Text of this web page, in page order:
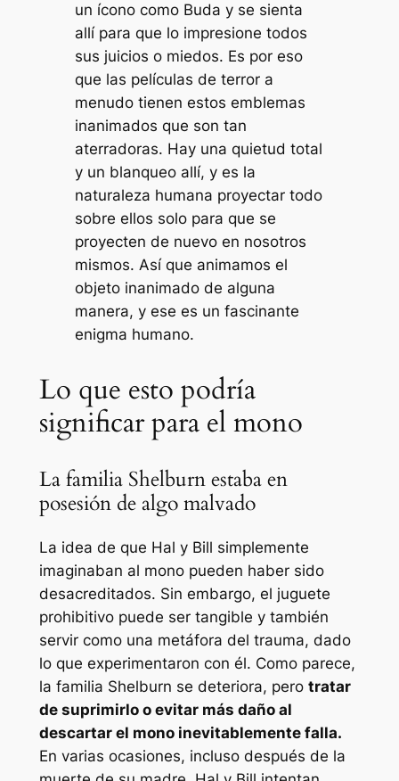
un ícono como Buda y se sienta
allí para que lo impresione todos
sus juicios o miedos. Es por eso
que las películas de terror a
menudo tienen estos emblemas
inanimados que son tan
aterradoras. Hay una quietud total
y un blanqueo allí, y es la
naturaleza humana proyectar todo
sobre ellos solo para que se
proyecten de nuevo en nosotros
mismos. Así que animamos el
objeto inanimado de alguna
manera, y ese es un fascinante
enigma humano.
Lo que esto podría
significar para el mono
La familia Shelburn estaba en
posesión de algo malvado
La idea de que Hal y Bill simplemente
imaginaban al mono pueden haber sido
desacreditados. Sin embargo, el juguete
prohibitivo puede ser tangible y también
servir como una metáfora del trauma, dado
lo que experimentaron con él. Como parece,
la familia Shelburn se deteriora, pero tratar
de suprimirlo o evitar más daño al
descartar el mono inevitablemente falla.
En varias ocasiones, incluso después de la